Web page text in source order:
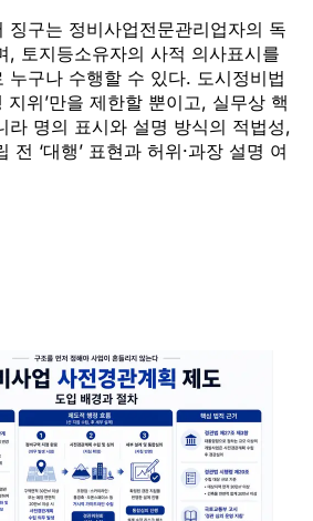
징구는 정비사업전문관리업자의 독
, 토지등소유자의 사적 의사표시를
누구나 수행할 수 있다. 도시정비법
지위’만을 제한할 뿐이고, 실무상 핵
라 명의 표시와 설명 방식의 적법성,
전 ‘대행’ 표현과 허위·과장 설명 여